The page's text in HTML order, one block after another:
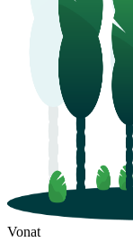
Vonat